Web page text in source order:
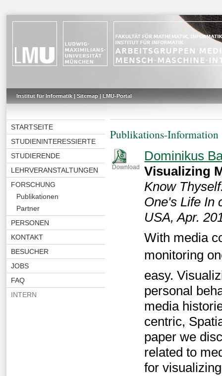
Institut für Informatik| Sitemap| LMU-Portal
STARTSEITE
STUDIENINTERESSIERTE
STUDIERENDE
LEHRVERANSTALTUNGEN
FORSCHUNG
Publikationen
Partner
PERSONEN
KONTAKT
BESUCHER
JOBS
FAQ
INTERN
Publikations-Information
Download
Dominikus
Visualizing
Know
One's Life In
USA, Apr.
With media
monitoring
easy.
personal
media
centric,
paper we
related to
for